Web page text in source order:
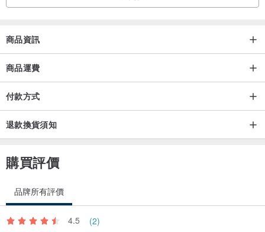
商品資訊
商品運費
付款方式
退款換貨須知
購買評價
品牌所有評價
4.5 (2)